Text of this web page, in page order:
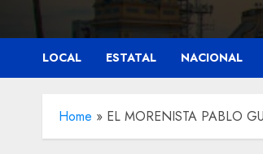
LOCAL ESTATAL NACIONAL
Home » EL MORENISTA PABLO